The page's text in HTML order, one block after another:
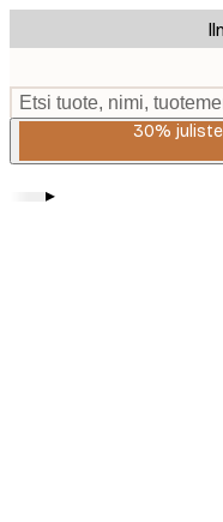
to
content.
Etsi tuote, nimi,
30%
▸